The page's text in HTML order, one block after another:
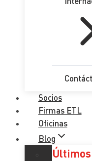
Socios
Firmas ETL
Oficinas
Blog